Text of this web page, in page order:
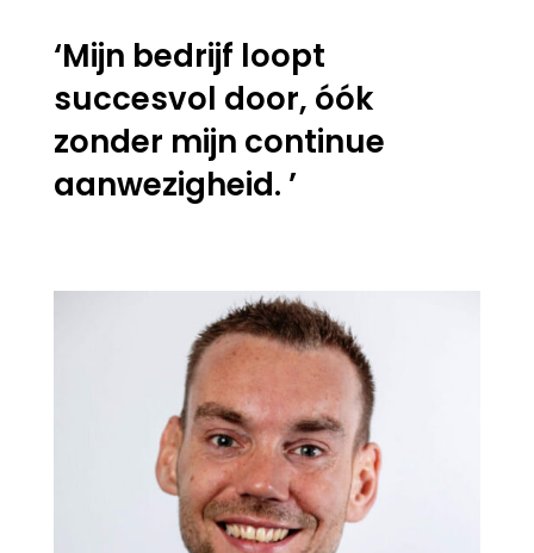
‘Mijn bedrijf loopt
succesvol door, óók
zonder mijn continue
aanwezigheid. ’